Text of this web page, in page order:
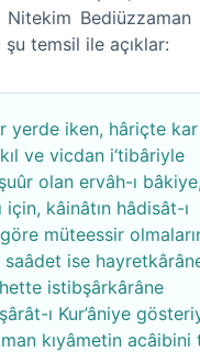
Bediüzzaman
temsil ile açıklar:
yerde iken, hâriçte
ve vicdan i‘tibâriyle
olan ervâh-ı
kâinâtın hâdisât-ı
müteessir
ise
istibşârkârâne
ı Kur’âniye
kıyâmetin